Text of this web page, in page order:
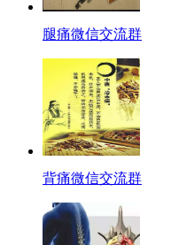
腿痛微信交流群
背痛微信交流群